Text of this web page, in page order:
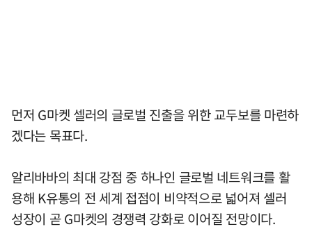
먼저 G마켓 셀러의 글로벌 진출을 위한 교두보를 마련하
겠다는 목표다.
알리바바의 최대 강점 중 하나인 글로벌 네트워크를 활
용해 K유통의 전 세계 접점이 비약적으로 넓어져 셀러
성장이 곧 G마켓의 경쟁력 강화로 이어질 전망이다.